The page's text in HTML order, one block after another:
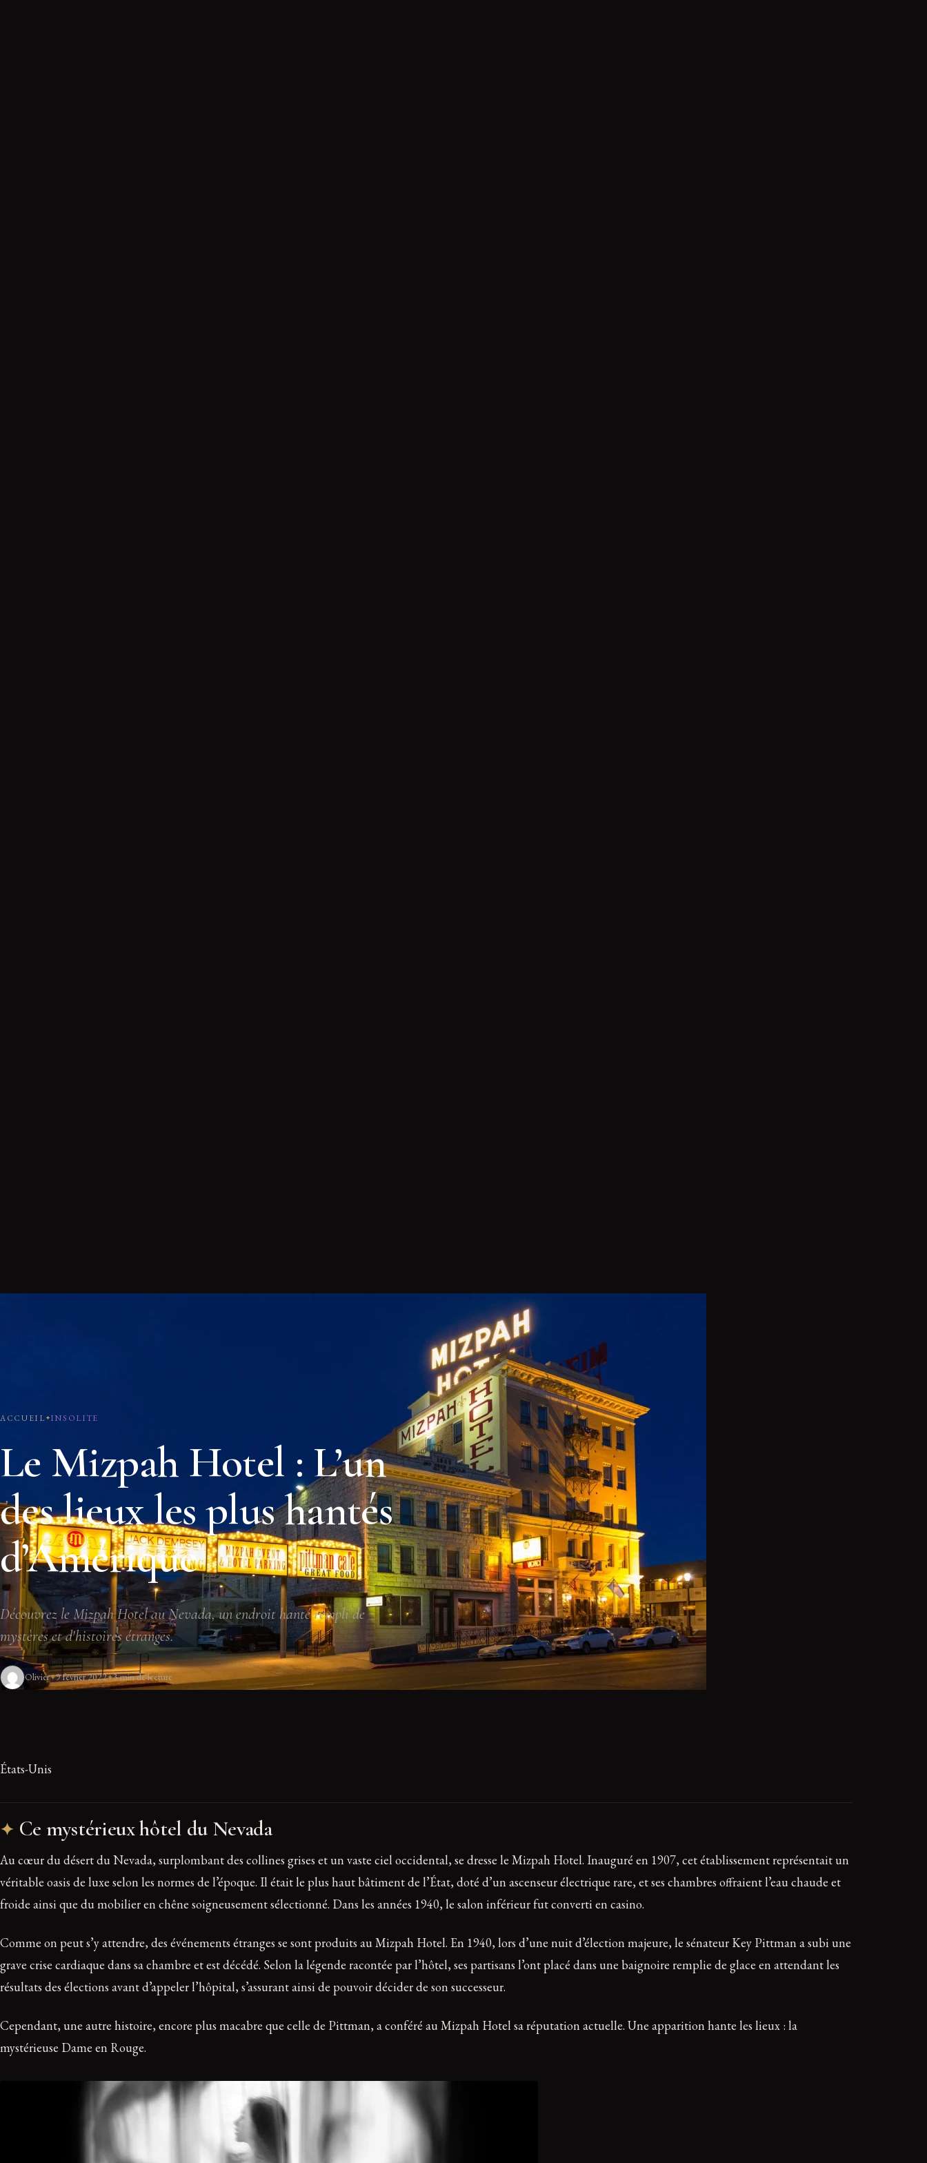
ACCUEIL INSOLITE
Le Mizpah Hotel : L’un
des lieux les plus hantés
d’Amérique
Découvrez le Mizpah Hotel au Nevada, un endroit hanté rempli de
mystères et d'histoires étranges.
Olivier 9 février 2022 3 min de lecture
États-Unis
Ce mystérieux hôtel du Nevada
Au cœur du désert du Nevada, surplombant des collines grises et un vaste ciel occidental, se dresse le Mizpah Hotel. Inauguré en 1907, cet établissement représentait un
véritable oasis de luxe selon les normes de l’époque. Il était le plus haut bâtiment de l’État, doté d’un ascenseur électrique rare, et ses chambres offraient l’eau chaude et
froide ainsi que du mobilier en chêne soigneusement sélectionné. Dans les années 1940, le salon inférieur fut converti en casino.
Comme on peut s’y attendre, des événements étranges se sont produits au Mizpah Hotel. En 1940, lors d’une nuit d’élection majeure, le sénateur Key Pittman a subi une
grave crise cardiaque dans sa chambre et est décédé. Selon la légende racontée par l’hôtel, ses partisans l’ont placé dans une baignoire remplie de glace en attendant les
résultats des élections avant d’appeler l’hôpital, s’assurant ainsi de pouvoir décider de son successeur.
Cependant, une autre histoire, encore plus macabre que celle de Pittman, a conféré au Mizpah Hotel sa réputation actuelle. Une apparition hante les lieux : la
mystérieuse Dame en Rouge.